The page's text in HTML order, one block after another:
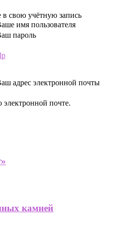
свою учётную запись
имя пользователя
пароль
адрес электронной почты
почте.
камней